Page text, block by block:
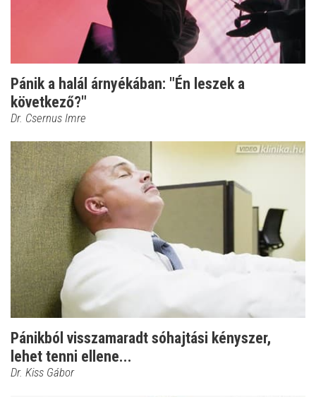
Pánik a halál árnyékában: "Én leszek a
következő?"
Dr. Csernus Imre
Pánikból visszamaradt sóhajtási kényszer,
lehet tenni ellene...
Dr. Kiss Gábor